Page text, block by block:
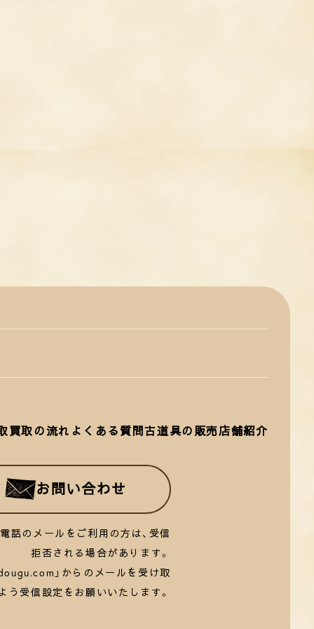
買取の流れ よくある質問古道具の販売店舗紹介
お問い合わせ
話のメールをご利用の方は、受信
拒否される場合があります。
」からのメールを受け取
う受信設定をお願いいたします。